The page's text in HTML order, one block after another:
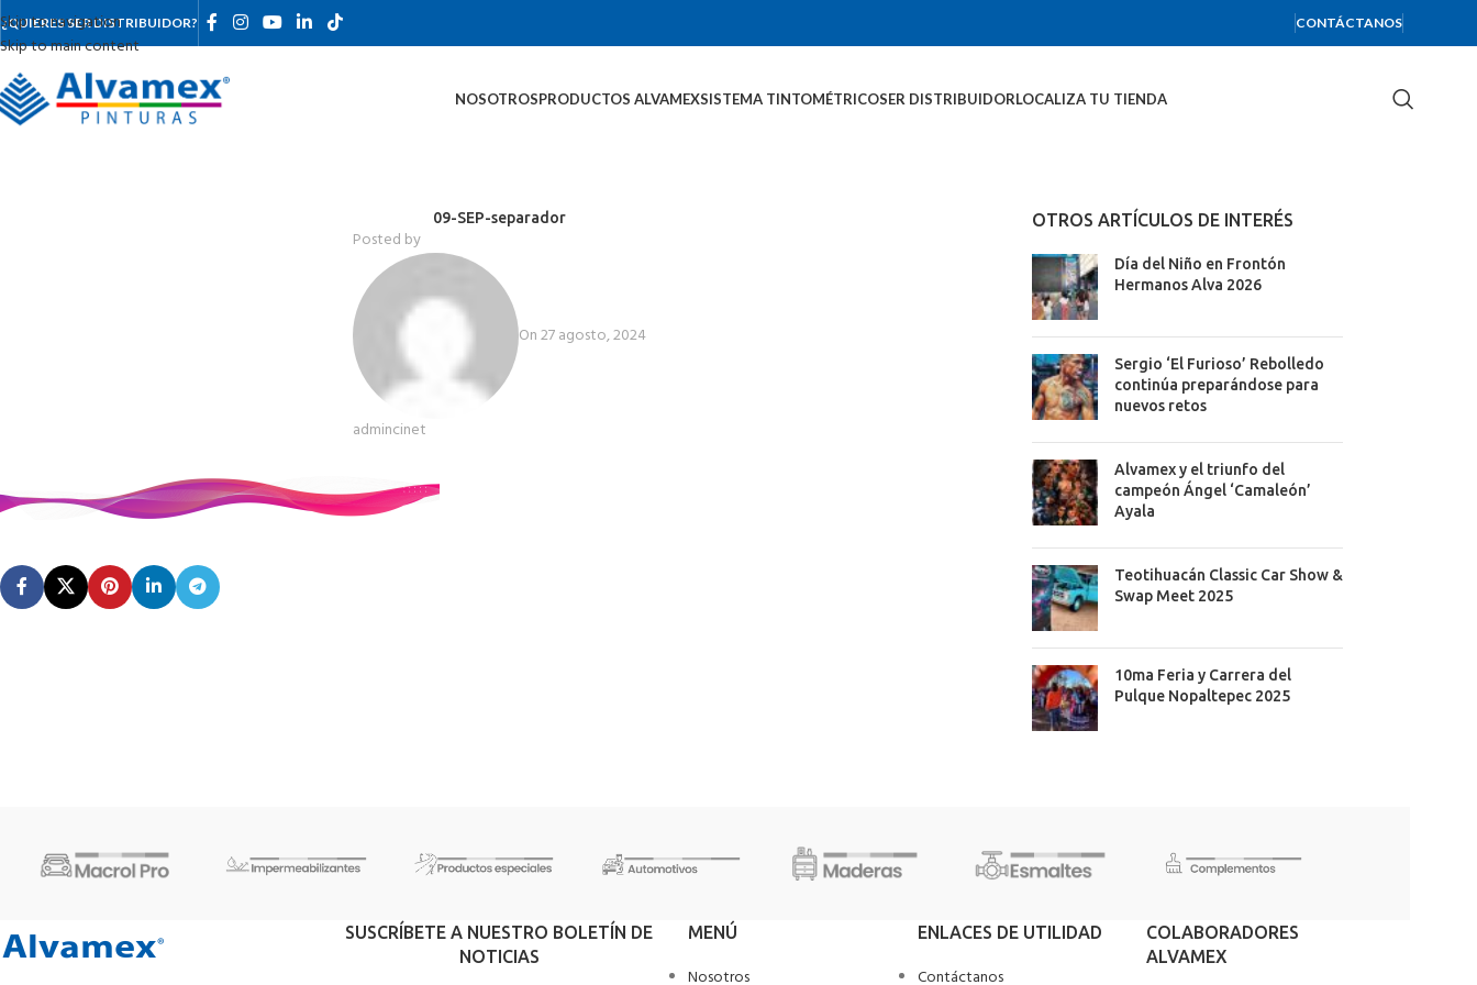
Skip to navigation
Skip to main content
¿QUIERES SER DISTRIBUIDOR? CONTÁCTANOS
NOSOTROSPRODUCTOS ALVAMEXSISTEMA TINTOMÉTRICOSER DISTRIBUIDORLOCALIZA TU TIENDA
09-SEP-separador
Posted by
admincinet
On 27 agosto, 2024
OTROS ARTÍCULOS DE INTERÉS
Día del Niño en Frontón
Hermanos Alva 2026
Sergio ‘El Furioso’ Rebolledo
continúa preparándose para
nuevos retos
Alvamex y el triunfo del
campeón Ángel ‘Camaleón’
Ayala
Teotihuacán Classic Car Show &
Swap Meet 2025
10ma Feria y Carrera del
Pulque Nopaltepec 2025
SUSCRÍBETE A NUESTRO BOLETÍN DE
NOTICIAS
MENÚ
Nosotros
ENLACES DE UTILIDAD
Contáctanos
COLABORADORES
ALVAMEX